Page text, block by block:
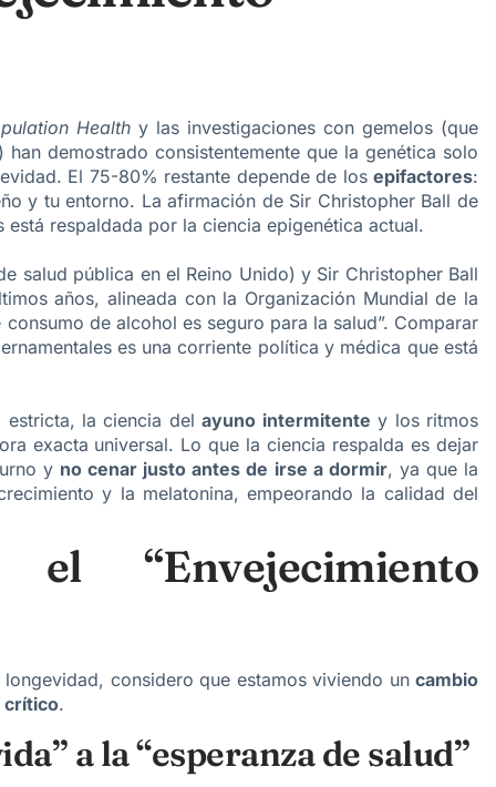
Healthy las investigaciones con gemelos (que
demostrado consistentemente que la genética solo
El 75-80% restante depende de los epifactores:
y tu entorno. La afirmación de Sir Christopher Ball de
respaldada por la ciencia epigenética actual.
salud pública en el Reino Unido) y Sir Christopher Ball
años, alineada con la Organización Mundial de la
de alcohol es seguro para la salud”. Comparar
es una corriente política y médica que está
estricta, la ciencia delayuno intermitente y los ritmos
exacta universal. Lo que la ciencia respalda es dejar
y no cenar justo antes de irse a dormir, ya que la
y la melatonina, empeorando la calidad del
“Envejecimiento
considero que estamos viviendo un cambio
crítico.
a la “esperanza de salud”